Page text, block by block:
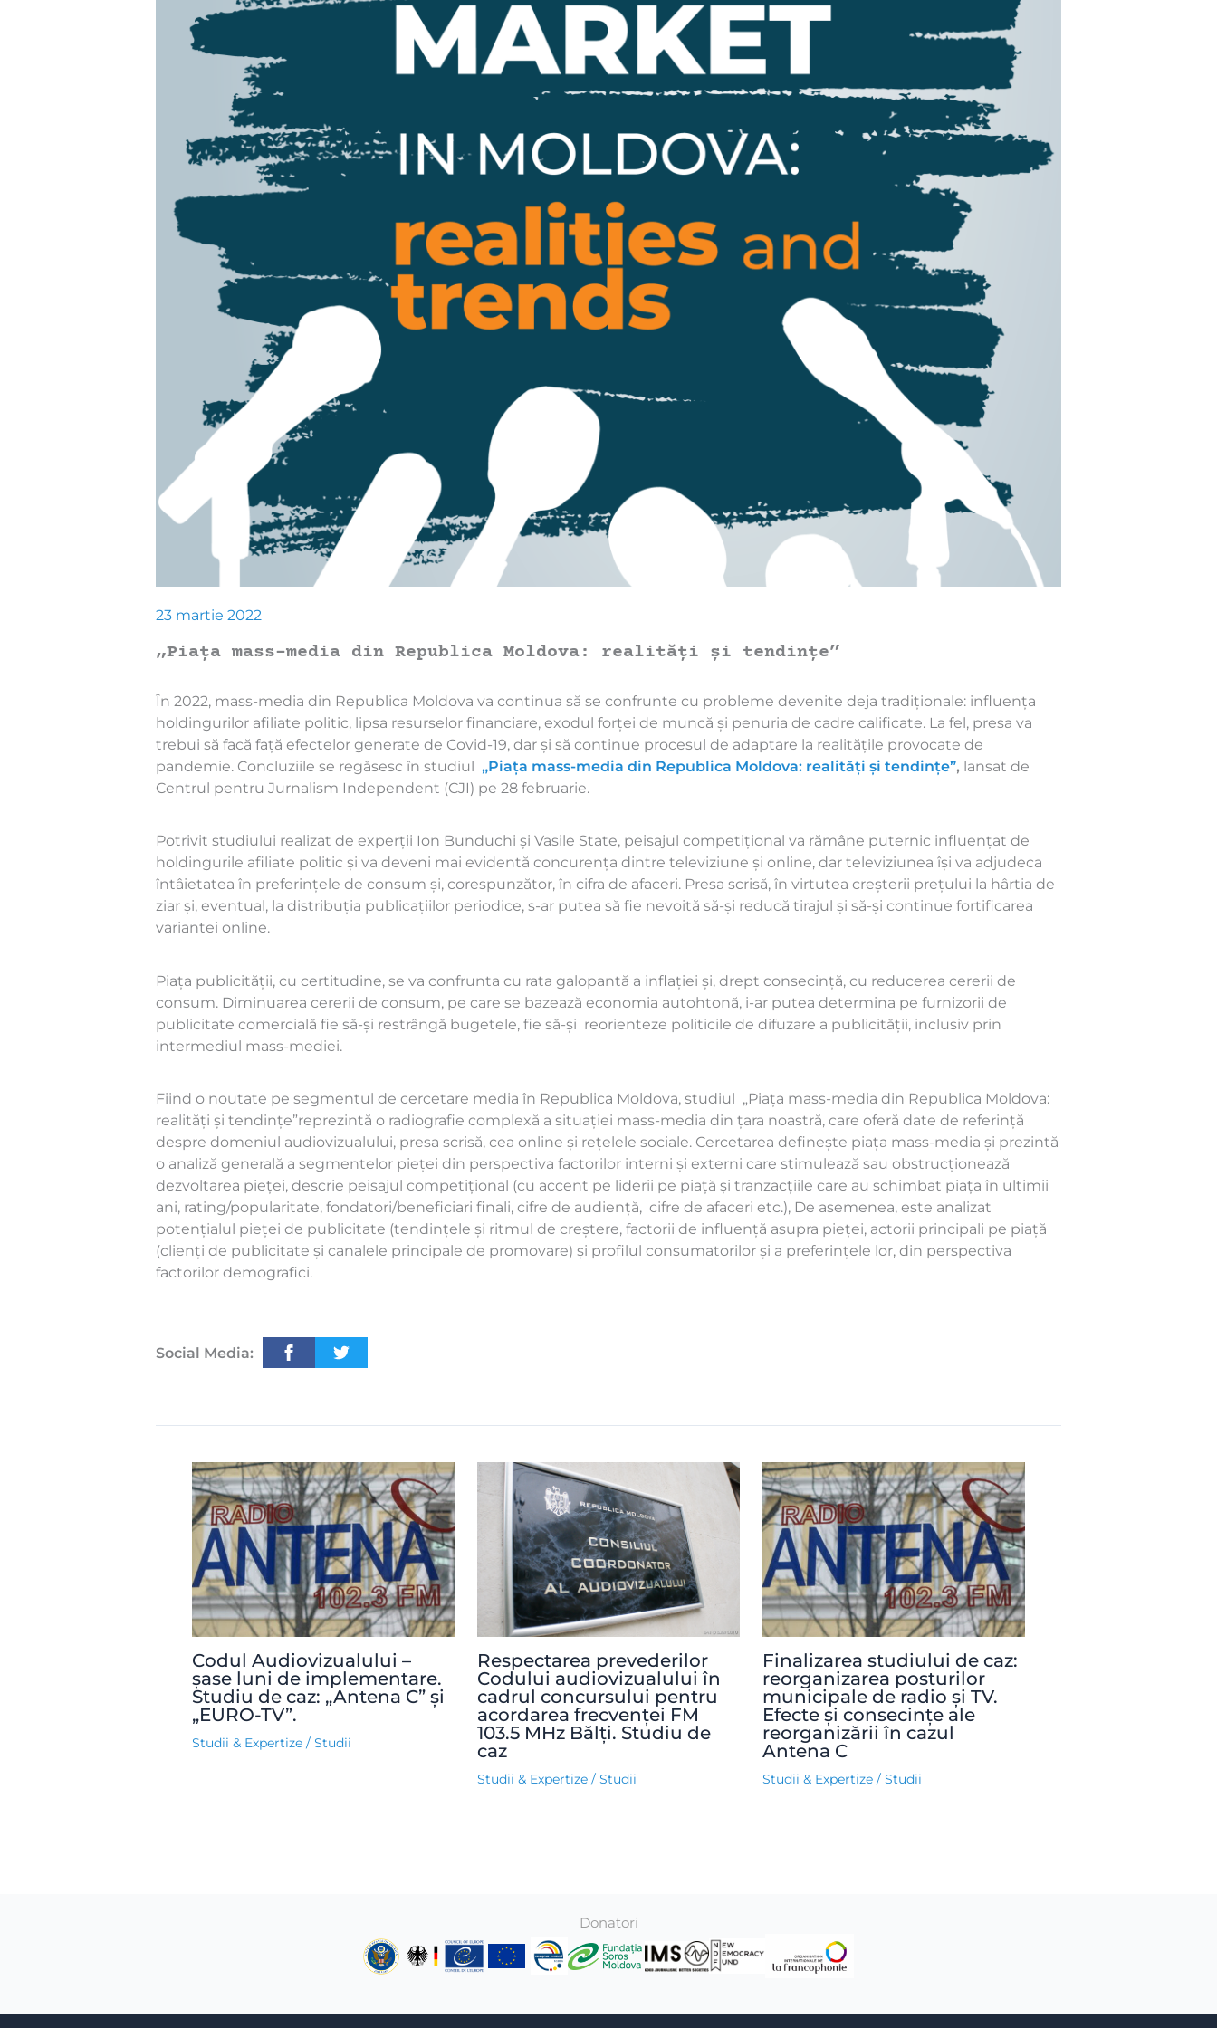
23 martie 2022
„Piața mass-media din Republica Moldova: realități și tendințe”
În 2022, mass-media din Republica Moldova va continua să se confrunte cu probleme devenite deja tradiționale: influența
holdingurilor afiliate politic, lipsa resurselor financiare, exodul forței de muncă și penuria de cadre calificate. La fel, presa va
trebui să facă față efectelor generate de Covid-19, dar și să continue procesul de adaptare la realitățile provocate de
pandemie. Concluziile se regăsesc în studiul „Piața mass-media din Republica Moldova: realități și tendințe”, lansat de
Centrul pentru Jurnalism Independent (CJI) pe 28 februarie.
Potrivit studiului realizat de experții Ion Bunduchi și Vasile State, peisajul competițional va rămâne puternic influențat de
holdingurile afiliate politic și va deveni mai evidentă concurența dintre televiziune și online, dar televiziunea își va adjudeca
întâietatea în preferințele de consum și, corespunzător, în cifra de afaceri. Presa scrisă, în virtutea creșterii prețului la hârtia de
ziar și, eventual, la distribuția publicațiilor periodice, s-ar putea să fie nevoită să-și reducă tirajul și să-și continue fortificarea
variantei online.
Piața publicității, cu certitudine, se va confrunta cu rata galopantă a inflației și, drept consecință, cu reducerea cererii de
consum. Diminuarea cererii de consum, pe care se bazează economia autohtonă, i-ar putea determina pe furnizorii de
publicitate comercială fie să-și restrângă bugetele, fie să-și reorienteze politicile de difuzare a publicității, inclusiv prin
intermediul mass-mediei.
Fiind o noutate pe segmentul de cercetare media în Republica Moldova, studiul „Piața mass-media din Republica Moldova:
realități și tendințe”reprezintă o radiografie complexă a situației mass-media din țara noastră, care oferă date de referință
despre domeniul audiovizualului, presa scrisă, cea online și rețelele sociale. Cercetarea definește piața mass-media și prezintă
o analiză generală a segmentelor pieței din perspectiva factorilor interni și externi care stimulează sau obstrucționează
dezvoltarea pieței, descrie peisajul competițional (cu accent pe liderii pe piață și tranzacțiile care au schimbat piața în ultimii
ani, rating/popularitate, fondatori/beneficiari finali, cifre de audiență, cifre de afaceri etc.), De asemenea, este analizat
potențialul pieței de publicitate (tendințele și ritmul de creștere, factorii de influență asupra pieței, actorii principali pe piață
(clienți de publicitate și canalele principale de promovare) și profilul consumatorilor și a preferințele lor, din perspectiva
factorilor demografici.
Social Media:
Codul Audiovizualului –
șase luni de implementare.
Studiu de caz: „Antena C” și
„EURO-TV”.
Studii & Expertize / Studii
Respectarea prevederilor
Codului audiovizualului în
cadrul concursului pentru
acordarea frecvenței FM
103.5 MHz Bălți. Studiu de
caz
Studii & Expertize / Studii
Finalizarea studiului de caz:
reorganizarea posturilor
municipale de radio şi TV.
Efecte şi consecinţe ale
reorganizării în cazul
Antena C
Studii & Expertize / Studii
Donatori